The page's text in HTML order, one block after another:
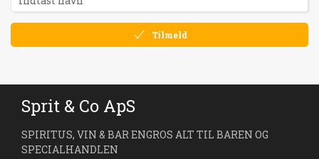
Tilmeld
Sprit & Co ApS
SPIRITUS, VIN & BAR ENGROS ALT TIL BAREN OG
SPECIALHANDLEN